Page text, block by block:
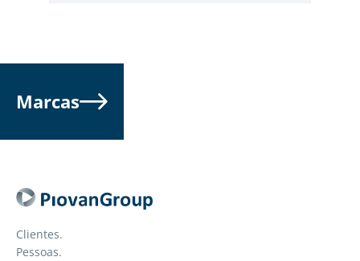
Marcas
Clientes.
Pessoas.